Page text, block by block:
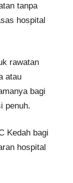
tanpa
hospital
rawatan
atau
bagi
penuh.
Kedah bagi
hospital